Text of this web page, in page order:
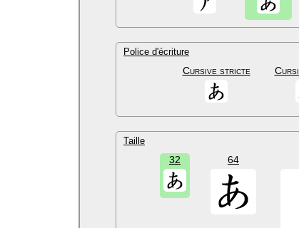
Police d'écriture
Cursive stricte
Taille
32 64